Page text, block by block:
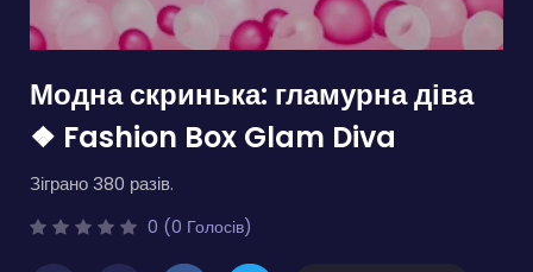
Модна скринька: гламурна діва
❖ Fashion Box Glam Diva
Зіграно 380 разів.
0 (0 Голосів)